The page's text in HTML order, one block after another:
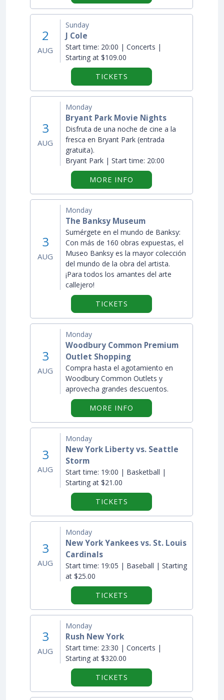
2
AUG
Sunday
J Cole
Start time: 20:00 | Concerts |
Starting at $109.00
TICKETS
3
AUG
Monday
Bryant Park Movie Nights
Disfruta de una noche de cine a la
fresca en Bryant Park (entrada
gratuita).
Bryant Park | Start time: 20:00
MORE INFO
3
AUG
Monday
The Banksy Museum
Sumérgete en el mundo de Banksy:
Con más de 160 obras expuestas, el
Museo Banksy es la mayor colección
del mundo de la obra del artista.
¡Para todos los amantes del arte
callejero!
TICKETS
3
AUG
Monday
Woodbury Common Premium
Outlet Shopping
Compra hasta el agotamiento en
Woodbury Common Outlets y
aprovecha grandes descuentos.
MORE INFO
3
AUG
Monday
New York Liberty vs. Seattle
Storm
Start time: 19:00 | Basketball |
Starting at $21.00
TICKETS
3
AUG
Monday
New York Yankees vs. St. Louis
Cardinals
Start time: 19:05 | Baseball | Starting
at $25.00
TICKETS
3
AUG
Monday
Rush New York
Start time: 23:30 | Concerts |
Starting at $320.00
TICKETS